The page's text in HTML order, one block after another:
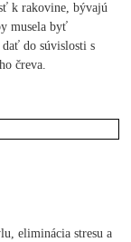
k rakovine, bývajú
musela byť
do súvislosti s
čreva.
eliminácia stresu a